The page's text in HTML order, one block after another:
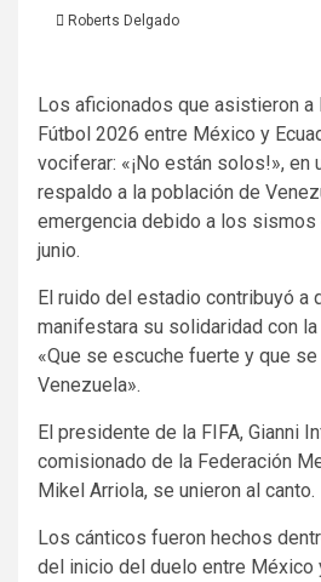
Roberts Delgado
Los aficionados que asistieron a
Fútbol 2026 entre México y
vociferar: «¡No están solos!», en
respaldo a la población de
emergencia debido a los
junio.
El ruido del estadio contribuyó a
manifestara su solidaridad con la
«Que se escuche fuerte y que
Venezuela».
El presidente de la FIFA, Gianni
comisionado de la Federación
Mikel Arriola, se unieron al canto.
Los cánticos fueron hechos
del inicio del duelo entre México